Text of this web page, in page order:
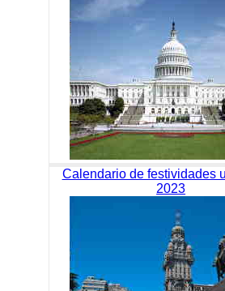
Calendario de festividades
2023